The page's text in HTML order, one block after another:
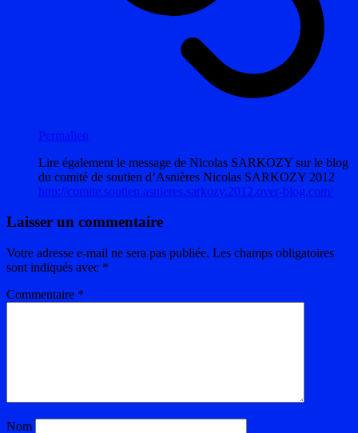
Permalien
Lire également le message de Nicolas SARKOZY sur le blog
du comité de soutien d’Asnières Nicolas SARKOZY 2012
http://comite.soutien.asnieres.sarkozy.2012.over-blog.com/
Laisser un commentaire
Votre adresse e-mail ne sera pas publiée. Les champs obligatoires
sont indiqués avec *
Commentaire *
Nom